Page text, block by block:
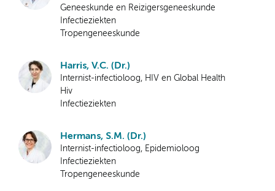
Geneeskunde en Reizigersgeneeskunde
Infectieziekten
Tropengeneeskunde
Harris, V.C. (Dr.)
Internist-infectioloog, HIV en Global Health
Hiv
Infectieziekten
Hermans, S.M. (Dr.)
Internist-infectioloog, Epidemioloog
Infectieziekten
Tropengeneeskunde